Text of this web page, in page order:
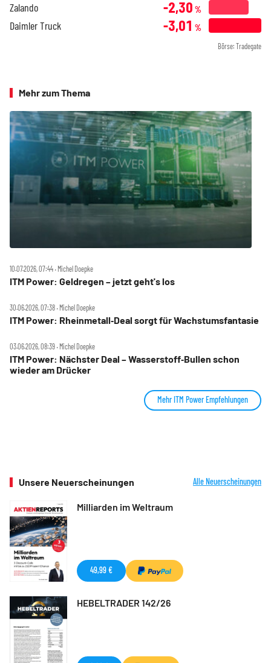
Zalando -2,30 %
Daimler Truck -3,01 %
Börse: Tradegate
Mehr zum Thema
10.07.2026, 07:44 ‧ Michel Doepke
ITM Power: Geldregen – jetzt geht's los
30.06.2026, 07:38 ‧ Michel Doepke
ITM Power: Rheinmetall‑Deal sorgt für Wachstumsfantasie
03.06.2026, 08:39 ‧ Michel Doepke
ITM Power: Nächster Deal – Wasserstoff‑Bullen schon
wieder am Drücker
Mehr ITM Power Empfehlungen
Unsere Neuerscheinungen Alle Neuerscheinungen
Milliarden im Weltraum
49,99 €
HEBELTRADER 142/26